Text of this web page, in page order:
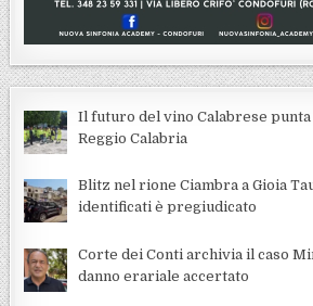
Il futuro del vino Calabrese punta
Reggio Calabria
Blitz nel rione Ciambra a Gioia
identificati è pregiudicato
Corte dei Conti archivia il caso
danno erariale accertato